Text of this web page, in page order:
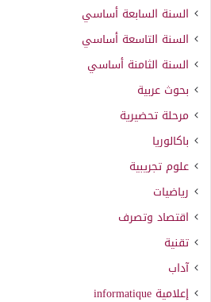
السنة السابعة أساسي
السنة التاسعة أساسي
السنة الثامنة أساسي
بحوث عربية
مرحلة تحضيرية
باكالوريا
علوم تجريبية
رياضيات
اقتصاد وتصرف
تقنية
آداب
إعلامية informatique